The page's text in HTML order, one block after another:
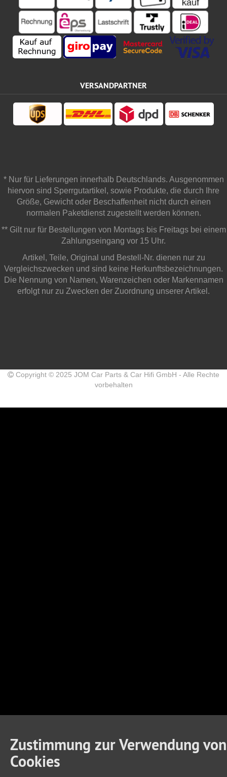
VERSANDPARTNER
* Nur für Lieferungen innerhalb Deutschlands. Ausgenommen
hiervon sind Sperrgutartikel, sowie Produkte, die durch Ihre
Größe, Gewicht oder Beschaffenheit nicht durch einen
normalen Paketdienst zugestellt werden können.
** Gilt nur für Bestellungen von Montags bis Freitags bei einem
Zahlungseingang vor 15 Uhr.
Artikel, Teile, Original und Bestell-Nr. dienen nur zu
Vergleichszwecken und sind keine Herkunftsbezeichnungen.
Die Nennung von Namen, Warenzeichen oder Markennamen
erfolgt nur zu Zwecken der Zuordnung unserer Artikel.
Copyright © 2025 JOM Car Parts & Car Hifi GmbH - Alle Rechte
vorbehalten
Zustimmung zur Verwendung von
Cookies